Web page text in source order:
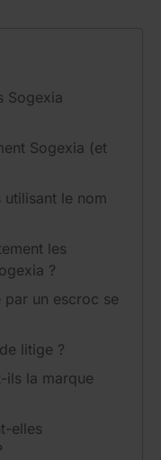
Sogexia
Sogexia (et
le nom
les
?
un escroc se
litige ?
ils la marque
elles